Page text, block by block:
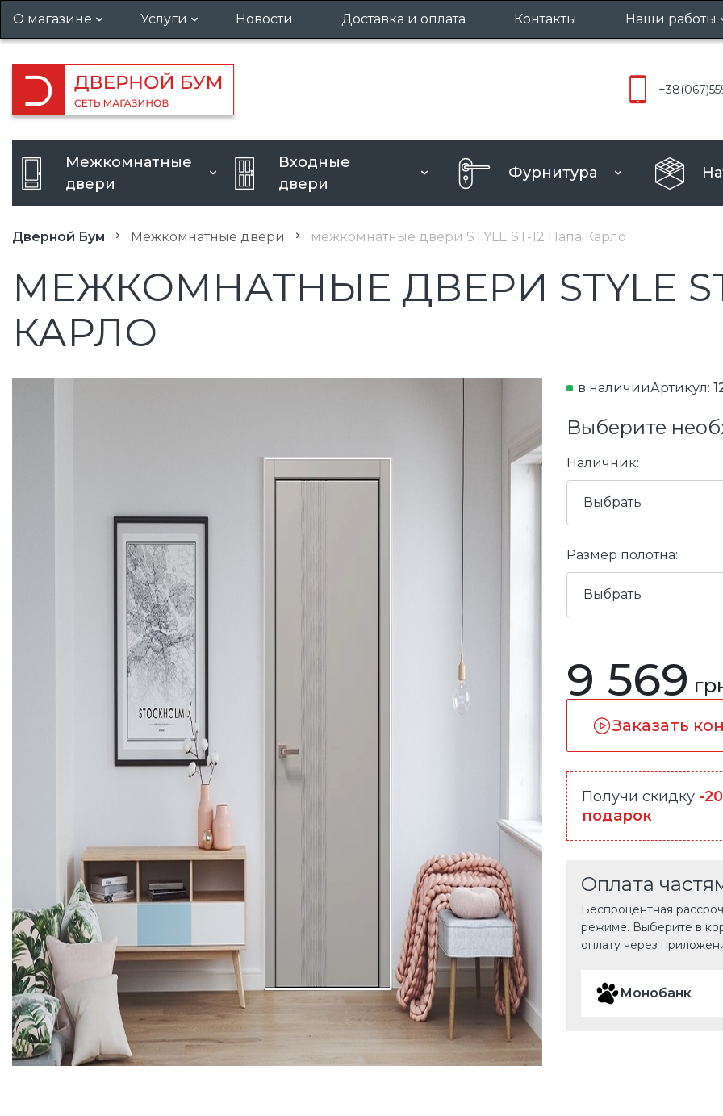
О магазине
Гарантия и возврат
Вакансии
Кредит
Услуги
Установка дверей
Вызов замерщика
Усиление дверного проема
Расширение дверного
Новости Доставка и оплата Контакты Наши работы
Входные
+38(067)
Межкомнатные
двери
Входные
двери
Фурнитура
Дверной Бум Межкомнатные двери межкомнатные двери STYLE ST-12 Папа Карло
МЕЖКОМНАТНЫЕ ДВЕРИ STYLE
КАРЛО
в наличииАртикул:
Выберите
Наличник:
Выбрать
Размер полотна:
Выбрать
9 569
Заказать
Получи скидку -
подарок
Оплата
Беспроцентная
режиме. Выберите в
оплату через
Монобанк